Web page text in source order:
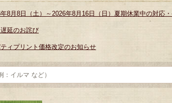
8月8日（土）～2026年8月16日（日）夏期休業中の対応
延のお詫び
ティプリント価格改定のお知らせ